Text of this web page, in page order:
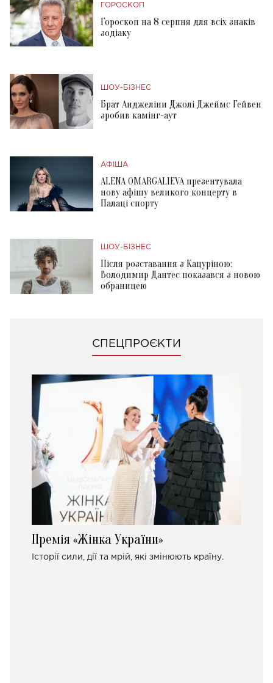
ГОРОСКОП
Гороскоп на 8 серпня для всіх знаків
зодіаку
ШОУ-БІЗНЕС
Брат Анджеліни Джолі Джеймс Гейвен
зробив камінг-аут
АФІША
ALENA OMARGALIEVA презентувала
нову афішу великого концерту в
Палаці спорту
ШОУ-БІЗНЕС
Після розставання з Кацуріною:
Володимир Дантес показався з новою
обраницею
СПЕЦПРОЄКТИ
Премія «Жінка України»
Історії сили, дії та мрій, які змінюють країну.